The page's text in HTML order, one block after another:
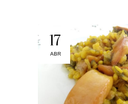
17
ABR